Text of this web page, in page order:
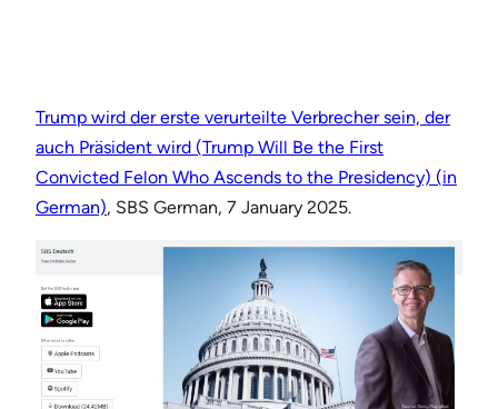
Trump wird der erste verurteilte Verbrecher sein, der
auch Präsident wird (Trump Will Be the First
Convicted Felon Who Ascends to the Presidency) (in
German), SBS German, 7 January 2025.